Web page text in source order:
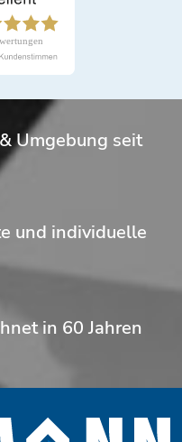
Umgebung seit
und individuelle
in 60 Jahren